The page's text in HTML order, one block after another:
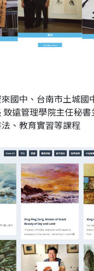
國中、台南市土城國
致遠管理學院主任秘
、教育實習等課程